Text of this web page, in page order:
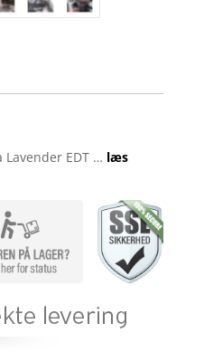
Lavender EDT … læs